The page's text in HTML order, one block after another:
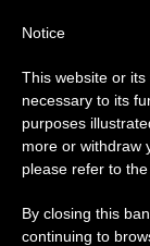
El Papa:
favorece
y
Aviso
Del 27 de
anual,
se generan
Notice
This website or
necessary to its
purposes
more or withdraw
please refer to the
By closing this
continuing to